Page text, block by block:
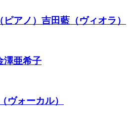
アノ）吉田藍（ヴィオラ）
澤亜希子
ヴォーカル）